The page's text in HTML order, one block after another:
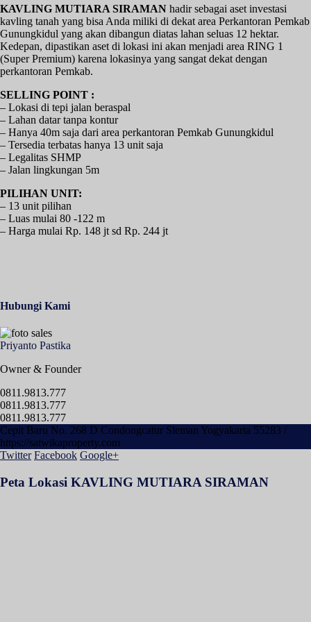
KAVLING MUTIARA SIRAMAN hadir sebagai aset investasi
kavling tanah yang bisa Anda miliki di dekat area Perkantoran Pemkab
Gunungkidul yang akan dibangun diatas lahan seluas 12 hektar.
Kedepan, dipastikan aset di lokasi ini akan menjadi area RING 1
(Super Premium) karena lokasinya yang sangat dekat dengan
perkantoran Pemkab.
SELLING POINT :
– Lokasi di tepi jalan beraspal
– Lahan datar tanpa kontur
– Hanya 40m saja dari area perkantoran Pemkab Gunungkidul
– Tersedia terbatas hanya 13 unit saja
– Legalitas SHMP
– Jalan lingkungan 5m
PILIHAN UNIT:
– 13 unit pilihan
– Luas mulai 80 -122 m
– Harga mulai Rp. 148 jt sd Rp. 244 jt
Hubungi Kami
Priyanto Pastika
Owner & Founder
0811.9813.777
0811.9813.777
0811.9813.777
Cepit Baru No. 268 D Condongcatur Sleman Yogyakarta 55283 /
https://satwikaproperty.com
Twitter Facebook Google+
Peta Lokasi KAVLING MUTIARA SIRAMAN